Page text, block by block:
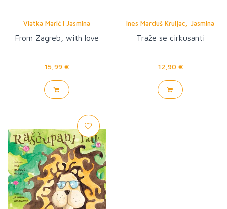
Vlatka Marić i Jasmina
Kosanović
From Zagreb, with love
15,99 €
Ines Marciuš Kruljac
Jasmina
Kosanović
Traže se cirkusanti
12,90 €